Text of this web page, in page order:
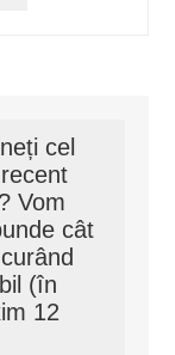
cel
Vom
cât
(în
12